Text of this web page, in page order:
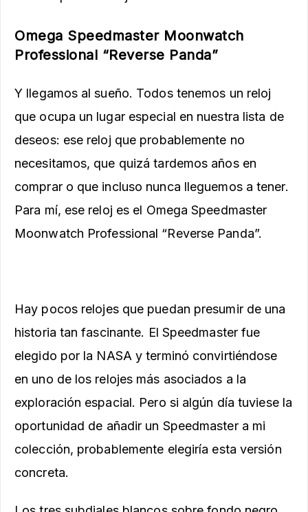
Omega Speedmaster Moonwatch
Professional “Reverse Panda”
Y llegamos al sueño. Todos tenemos un reloj
que ocupa un lugar especial en nuestra lista de
deseos: ese reloj que probablemente no
necesitamos, que quizá tardemos años en
comprar o que incluso nunca lleguemos a tener.
Para mí, ese reloj es el Omega Speedmaster
Moonwatch Professional “Reverse Panda”.
Hay pocos relojes que puedan presumir de una
historia tan fascinante. El Speedmaster fue
elegido por la NASA y terminó convirtiéndose
en uno de los relojes más asociados a la
exploración espacial. Pero si algún día tuviese la
oportunidad de añadir un Speedmaster a mi
colección, probablemente elegiría esta versión
concreta.